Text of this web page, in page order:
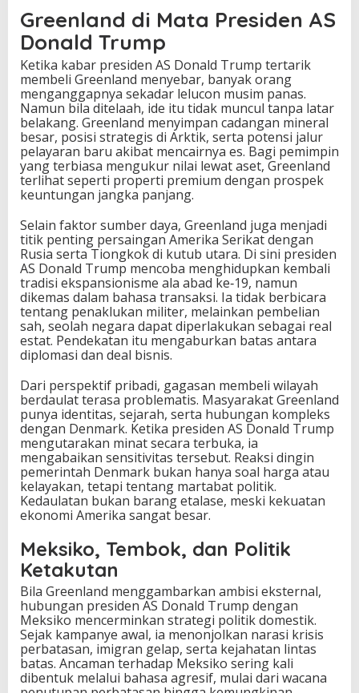
Greenland di Mata Presiden AS
Donald Trump
Ketika kabar presiden AS Donald Trump tertarik
membeli Greenland menyebar, banyak orang
menganggapnya sekadar lelucon musim panas.
Namun bila ditelaah, ide itu tidak muncul tanpa latar
belakang. Greenland menyimpan cadangan mineral
besar, posisi strategis di Arktik, serta potensi jalur
pelayaran baru akibat mencairnya es. Bagi pemimpin
yang terbiasa mengukur nilai lewat aset, Greenland
terlihat seperti properti premium dengan prospek
keuntungan jangka panjang.
Selain faktor sumber daya, Greenland juga menjadi
titik penting persaingan Amerika Serikat dengan
Rusia serta Tiongkok di kutub utara. Di sini presiden
AS Donald Trump mencoba menghidupkan kembali
tradisi ekspansionisme ala abad ke‑19, namun
dikemas dalam bahasa transaksi. Ia tidak berbicara
tentang penaklukan militer, melainkan pembelian
sah, seolah negara dapat diperlakukan sebagai real
estat. Pendekatan itu mengaburkan batas antara
diplomasi dan deal bisnis.
Dari perspektif pribadi, gagasan membeli wilayah
berdaulat terasa problematis. Masyarakat Greenland
punya identitas, sejarah, serta hubungan kompleks
dengan Denmark. Ketika presiden AS Donald Trump
mengutarakan minat secara terbuka, ia
mengabaikan sensitivitas tersebut. Reaksi dingin
pemerintah Denmark bukan hanya soal harga atau
kelayakan, tetapi tentang martabat politik.
Kedaulatan bukan barang etalase, meski kekuatan
ekonomi Amerika sangat besar.
Meksiko, Tembok, dan Politik
Ketakutan
Bila Greenland menggambarkan ambisi eksternal,
hubungan presiden AS Donald Trump dengan
Meksiko mencerminkan strategi politik domestik.
Sejak kampanye awal, ia menonjolkan narasi krisis
perbatasan, imigran gelap, serta kejahatan lintas
batas. Ancaman terhadap Meksiko sering kali
dibentuk melalui bahasa agresif, mulai dari wacana